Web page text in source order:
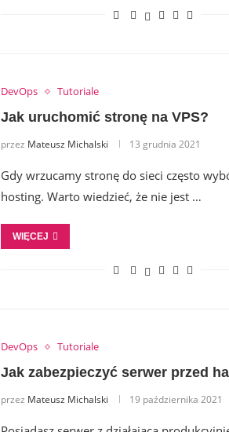
DevOps Tutoriale
Jak uruchomić stronę na VPS?
przez Mateusz Michalski 13 grudnia 2021
Gdy wrzucamy stronę do sieci często
hosting. Warto wiedzieć, że nie jest …
WIĘCEJ
DevOps Tutoriale
Jak zabezpieczyć serwer przed
przez Mateusz Michalski 19 października 2021